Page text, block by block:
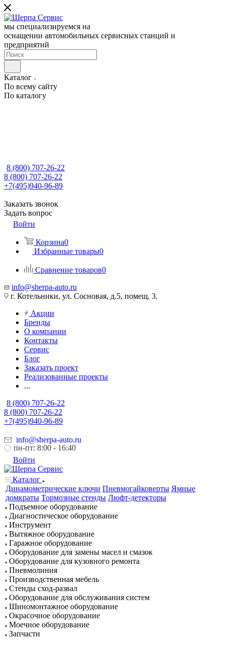
мы специализируемся на
оснащении автомобильных сервисных станций и
предприятий
Каталог
По всему сайту
По каталогу
8 (800) 707-26-22
8 (800) 707-26-22
+7(495)940-96-89
Заказать звонок
Задать вопрос
Войти
Корзина0
Избранные товары0
Сравнение товаров0
info@sherpa-auto.ru
г. Котельники, ул. Сосновая, д.5, помещ. 3.
Акции
Бренды
О компании
Контакты
Сервис
Блог
Заказать проект
Реализованные проекты
...
8 (800) 707-26-22
8 (800) 707-26-22
+7(495)940-96-89
info@sherpa-auto.ru
пн-пт: 8:00 - 16:40
Войти
Каталог
Динамометрические ключи Пневмогайковерты Ямные
домкраты Тормозные стенды Люфт-детекторы
Подъемное оборудование
Диагностическое оборудование
Инструмент
Вытяжное оборудование
Гаражное оборудование
Оборудование для замены масел и смазок
Оборудование для кузовного ремонта
Пневмолиния
Производственная мебель
Стенды сход-развал
Оборудование для обслуживания систем
Шиномонтажное оборудование
Окрасочное оборудование
Моечное оборудование
Запчасти